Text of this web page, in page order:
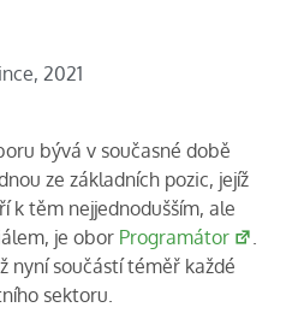
2021
bývá v současné době
ze základních pozic, jejíž
k těm nejjednodušším, ale
je obor Programátor
.
nyní součástí téměř každé
sektoru.